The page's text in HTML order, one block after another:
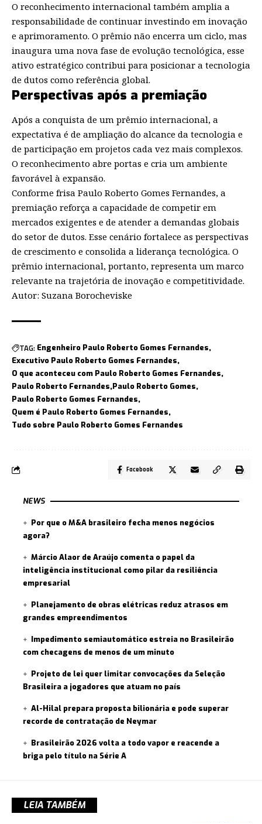
O reconhecimento internacional também amplia a
responsabilidade de continuar investindo em inovação
e aprimoramento. O prêmio não encerra um ciclo, mas
inaugura uma nova fase de evolução tecnológica, esse
ativo estratégico contribui para posicionar a tecnologia
de dutos como referência global.
Perspectivas após a premiação
Após a conquista de um prêmio internacional, a
expectativa é de ampliação do alcance da tecnologia e
de participação em projetos cada vez mais complexos.
O reconhecimento abre portas e cria um ambiente
favorável à expansão.
Conforme frisa Paulo Roberto Gomes Fernandes, a
premiação reforça a capacidade de competir em
mercados exigentes e de atender a demandas globais
do setor de dutos. Esse cenário fortalece as perspectivas
de crescimento e consolida a liderança tecnológica. O
prêmio internacional, portanto, representa um marco
relevante na trajetória de inovação e competitividade.
Autor: Suzana Borocheviske
TAG: Engenheiro Paulo Roberto Gomes Fernandes
Executivo Paulo Roberto Gomes Fernandes
O que aconteceu com Paulo Roberto Gomes Fernandes
Paulo Roberto Fernandes Paulo Roberto Gomes
Paulo Roberto Gomes Fernandes
Quem é Paulo Roberto Gomes Fernandes
Tudo sobre Paulo Roberto Gomes Fernandes
Facebook
NEWS
Por que o M&A brasileiro fecha menos negócios
agora?
Márcio Alaor de Araújo comenta o papel da
inteligência institucional como pilar da resiliência
empresarial
Planejamento de obras elétricas reduz atrasos em
grandes empreendimentos
Impedimento semiautomático estreia no Brasileirão
com checagens de menos de um minuto
Projeto de lei quer limitar convocações da Seleção
Brasileira a jogadores que atuam no país
Al-Hilal prepara proposta bilionária e pode superar
recorde de contratação de Neymar
Brasileirão 2026 volta a todo vapor e reacende a
briga pelo título na Série A
LEIA TAMBÉM